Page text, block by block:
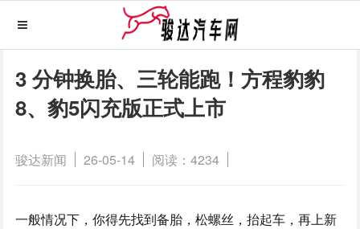
3 分钟换胎、三轮能跑！方程豹豹
8、豹5闪充版正式上市
骏达新闻 26-05-14 阅读：4234
一般情况下，你得先找到备胎，松螺丝，抬起车，再上新